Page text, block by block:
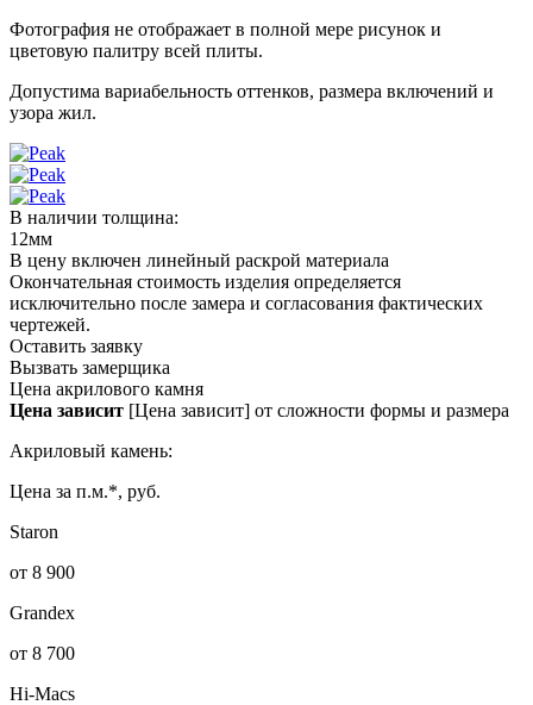
Фотография не отображает в полной мере рисунок и
цветовую палитру всей плиты.
Допустима вариабельность оттенков, размера включений и
узора жил.
В наличии толщина:
12мм
В цену включен линейный раскрой материала
Окончательная стоимость изделия определяется
исключительно после замера и согласования фактических
чертежей.
Оставить заявку
Вызвать замерщика
Цена акрилового камня
Цена зависит [Цена зависит] от сложности формы и размера
Акриловый камень:
Цена за п.м.*, руб.
Staron
от 8 900
Grandex
от 8 700
Hi-Macs